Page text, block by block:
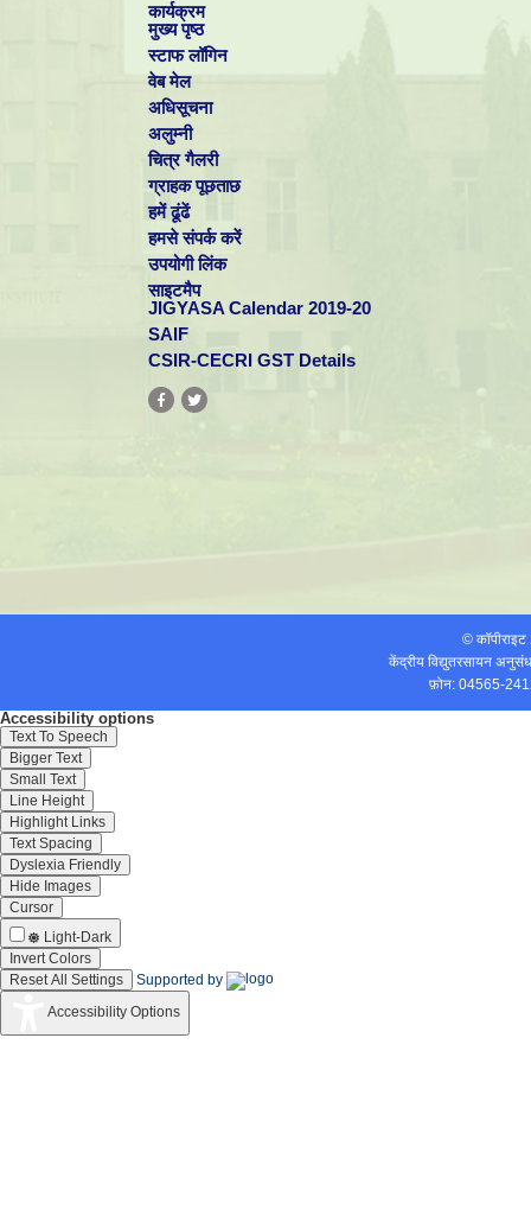
Dr. V Murugan
Scientist - E
csuresh[at]cecri.res.in
Scientist - E
कार्यक्रम
मुख्य पृष्ठ
स्टाफ लॉगिन
वेब मेल
अधिसूचना
अलुम्नी
चित्र गैलरी
ग्राहक पूछताछ
हमें ढूंढें
हमसे संपर्क करें
उपयोगी लिंक
साइटमैप
JIGYASA Calendar 2019-20
SAIF
CSIR-CECRI GST Details
©
केंद्रीय विद्युतरसायन
फ़ोन: 04565-
Accessibility options
Text To Speech
Bigger Text
Small Text
Line Height
Highlight Links
Text Spacing
Dyslexia Friendly
Hide Images
Cursor
Light-Dark
Invert Colors
Reset All Settings
Supported by
Accessibility Options